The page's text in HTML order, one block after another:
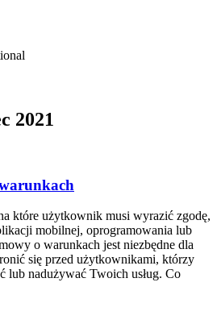
2021
które użytkownik musi wyrazić zgodę,
mobilnej, oprogramowania lub
o warunkach jest niezbędne dla
się przed użytkownikami, którzy
lub nadużywać Twoich usług. Co